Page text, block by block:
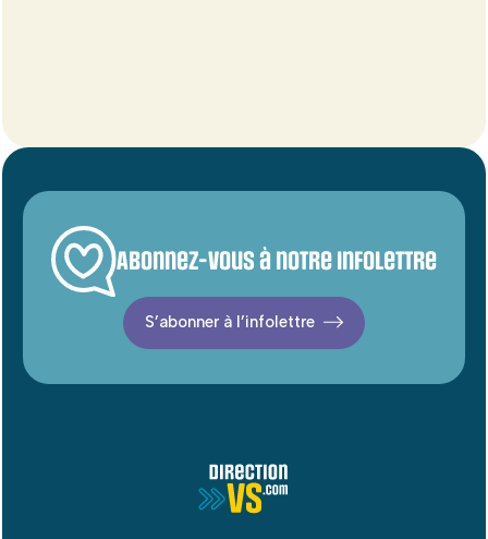
Abonnez-vous à notre infolettre
S’abonner à l’infolettre